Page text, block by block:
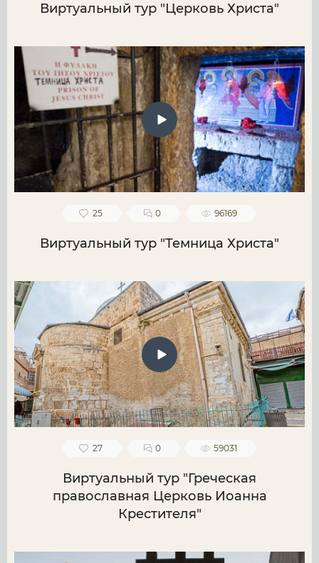
Виртуальный тур "Церковь Христа"
25 0 96169
Виртуальный тур "Темница Христа"
27 0 59031
Виртуальный тур "Греческая
православная Церковь Иоанна
Крестителя"